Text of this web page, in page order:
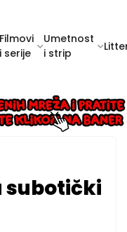
Filmovi
i serije
Umetnost
i strip
subotički